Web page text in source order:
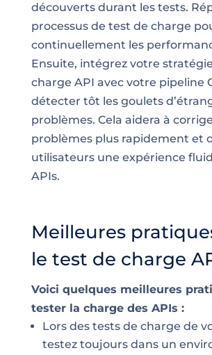
découverts durant les tests.
processus de test de charge
continuellement les
Ensuite, intégrez votre
charge API avec votre pipeline
détecter tôt les goulets
problèmes. Cela aidera à
problèmes plus rapidement et
utilisateurs une expérience
APIs.
Meilleures
le test de charge
Voici quelques meilleures
tester la charge des APIs :
Lors des tests de charge de
testez toujours dans un